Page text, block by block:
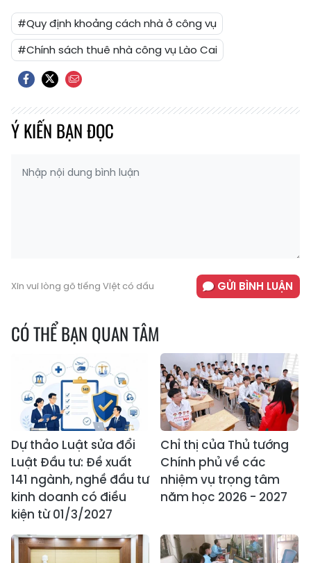
#Quy định khoảng cách nhà ở công vụ
#Chính sách thuê nhà công vụ Lào Cai
Ý KIẾN BẠN ĐỌC
Xin vui lòng gõ tiếng Việt có dấu GỬI BÌNH LUẬN
CÓ THỂ BẠN QUAN TÂM
Dự thảo Luật sửa đổi
Luật Đầu tư: Đề xuất
141 ngành, nghề đầu tư
kinh doanh có điều
kiện từ 01/3/2027
Chỉ thị của Thủ tướng
Chính phủ về các
nhiệm vụ trọng tâm
năm học 2026 - 2027